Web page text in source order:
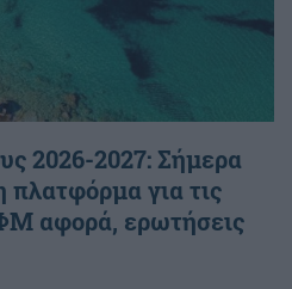
2026-2027: Σήμερα
πλατφόρμα για τις
αφορά, ερωτήσεις